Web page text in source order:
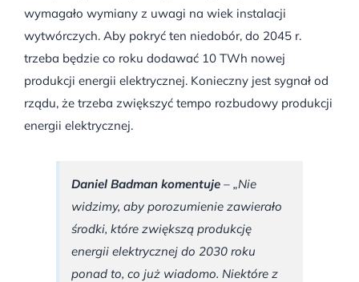
wymagało wymiany z uwagi na wiek instalacji
wytwórczych. Aby pokryć ten niedobór, do 2045 r.
trzeba będzie co roku dodawać 10 TWh nowej
produkcji energii elektrycznej. Konieczny jest sygnał od
rządu, że trzeba zwiększyć tempo rozbudowy produkcji
energii elektrycznej.
Daniel Badman komentuje – „Nie
widzimy, aby porozumienie zawierało
środki, które zwiększą produkcję
energii elektrycznej do 2030 roku
ponad to, co już wiadomo. Niektóre z